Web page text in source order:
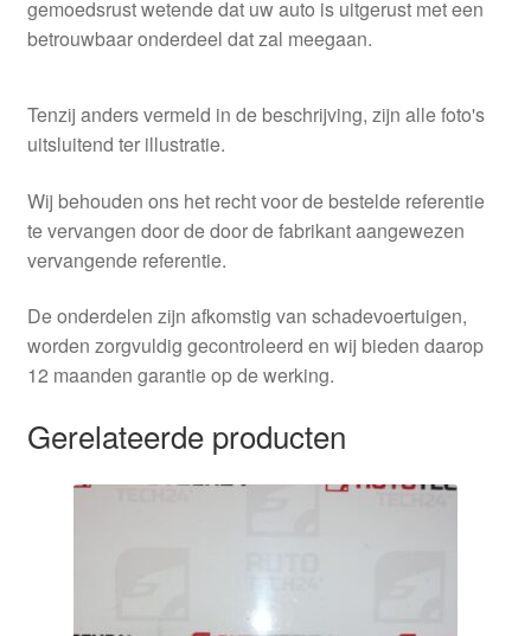
gemoedsrust wetende dat uw auto is uitgerust met een
betrouwbaar onderdeel dat zal meegaan.
Tenzij anders vermeld in de beschrijving, zijn alle foto's
uitsluitend ter illustratie.
Wij behouden ons het recht voor de bestelde referentie
te vervangen door de door de fabrikant aangewezen
vervangende referentie.
De onderdelen zijn afkomstig van schadevoertuigen,
worden zorgvuldig gecontroleerd en wij bieden daarop
12 maanden garantie op de werking.
Gerelateerde producten